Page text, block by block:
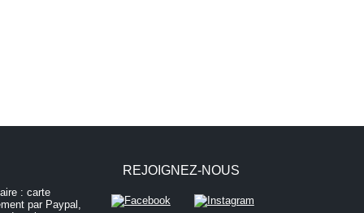
REJOIGNEZ-NOUS